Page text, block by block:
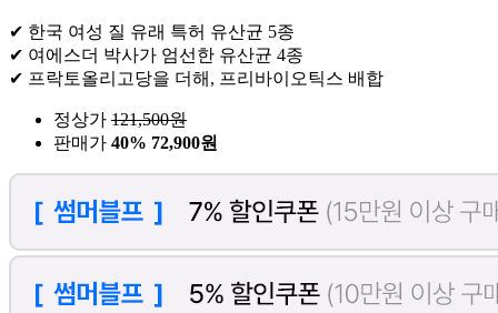
✔ 한국 여성 질 유래 특허 유산균 5종
✔ 여에스더 박사가 엄선한 유산균 4종
✔ 프락토올리고당을 더해, 프리바이오틱스 배합
정상가 121,500원
판매가 40% 72,900원